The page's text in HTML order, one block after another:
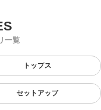
一覧
トップス
セットアップ